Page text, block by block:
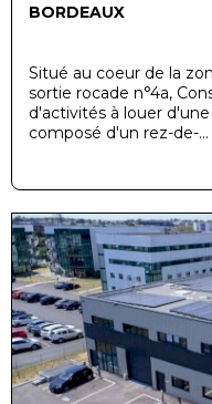
BORDEAUX
Situé au coeur de la
sortie rocade n°4a,
d'activités à louer
composé d'un rez-de-...